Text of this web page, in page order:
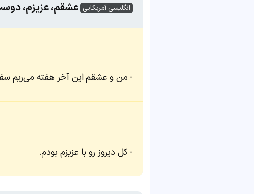
انگلیسی آمریکایی عشقم، عزیزم،
من و عشقم این آخر هفته می‌ریم
کل دیروز رو با عزیزم بودم.